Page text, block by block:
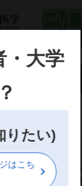
・大学
りたい)
はこち